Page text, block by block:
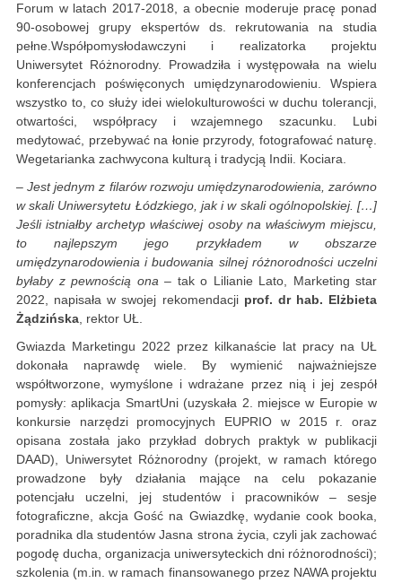
Forum w latach 2017-2018, a obecnie moderuje pracę ponad
90-osobowej grupy ekspertów ds. rekrutowania na studia
pełne.Współpomysłodawczyni i realizatorka projektu
Uniwersytet Różnorodny. Prowadziła i występowała na wielu
konferencjach poświęconych umiędzynarodowieniu. Wspiera
wszystko to, co służy idei wielokulturowości w duchu tolerancji,
otwartości, współpracy i wzajemnego szacunku. Lubi
medytować, przebywać na łonie przyrody, fotografować naturę.
Wegetarianka zachwycona kulturą i tradycją Indii. Kociara.
– Jest jednym z filarów rozwoju umiędzynarodowienia, zarówno
w skali Uniwersytetu Łódzkiego, jak i w skali ogólnopolskiej. […]
Jeśli istniałby archetyp właściwej osoby na właściwym miejscu,
to najlepszym jego przykładem w obszarze
umiędzynarodowienia i budowania silnej różnorodności uczelni
byłaby z pewnością ona– tak o Lilianie Lato, Marketing star
2022, napisała w swojej rekomendacji prof. dr hab. Elżbieta
Żądzińska, rektor UŁ.
Gwiazda Marketingu 2022 przez kilkanaście lat pracy na UŁ
dokonała naprawdę wiele. By wymienić najważniejsze
współtworzone, wymyślone i wdrażane przez nią i jej zespół
pomysły: aplikacja SmartUni (uzyskała 2. miejsce w Europie w
konkursie narzędzi promocyjnych EUPRIO w 2015 r. oraz
opisana została jako przykład dobrych praktyk w publikacji
DAAD), Uniwersytet Różnorodny (projekt, w ramach którego
prowadzone były działania mające na celu pokazanie
potencjału uczelni, jej studentów i pracowników – sesje
fotograficzne, akcja Gość na Gwiazdkę, wydanie cook booka,
poradnika dla studentów Jasna strona życia, czyli jak zachować
pogodę ducha, organizacja uniwersyteckich dni różnorodności);
szkolenia (m.in. w ramach finansowanego przez NAWA projektu